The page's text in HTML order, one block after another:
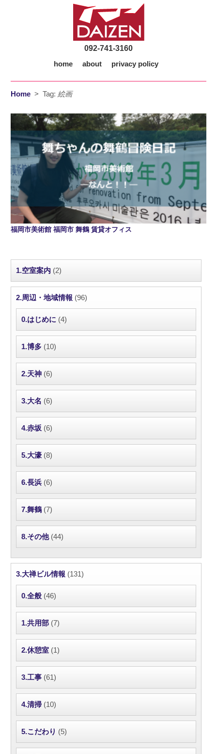
092-741-3160
home
about privacy policy
Home >Tag: 絵画
福岡市美術館 福岡市 舞鶴 賃貸オフィス
1.空室案内 (2)
2.周辺・地域情報 (96)
0.はじめに (4)
1.博多 (10)
2.天神 (6)
3.大名 (6)
4.赤坂 (6)
5.大濠 (8)
6.長浜 (6)
7.舞鶴 (7)
8.その他(44)
3.大禅ビル情報 (131)
0.全般 (46)
1.共用部 (7)
2.休憩室 (1)
3.工事 (61)
4.清掃 (10)
5.こだわり (5)